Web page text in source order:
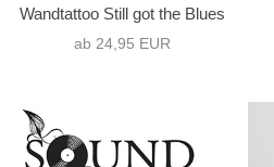
Wandtattoo Still got the Blues
ab 24,95 EUR